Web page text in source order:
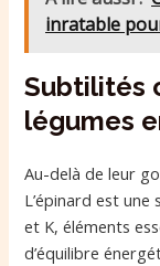
inratable
Subtilités
légumes
Au-delà de leur
L’épinard est
et K, éléments
d’équilibre